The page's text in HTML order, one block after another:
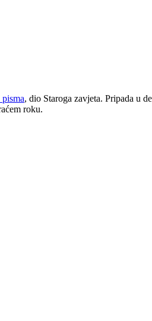
pisma, dio Staroga zavjeta. Pripada u
roku.